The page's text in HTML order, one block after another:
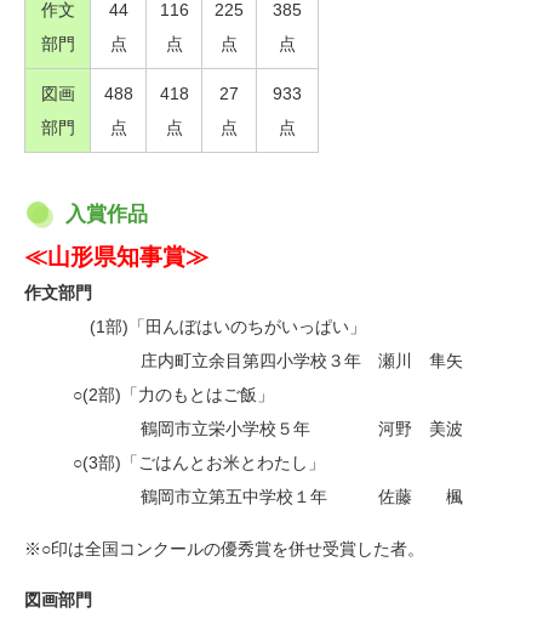
作文
部門
44
点
116
点
225
点
385
点
図画
部門
488
点
418
点
27
点
933
点
入賞作品
≪山形県知事賞≫
作文部門
(1部)「田んぼはいのちがいっぱい」
庄内町立余目第四小学校３年 瀬川 隼矢
○(2部)「力のもとはご飯」
鶴岡市立栄小学校５年 河野 美波
○(3部)「ごはんとお米とわたし」
鶴岡市立第五中学校１年 佐藤 楓
※○印は全国コンクールの優秀賞を併せ受賞した者。
図画部門